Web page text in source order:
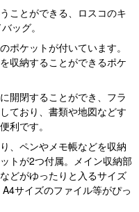
ことができる、ロスコのキ
ッグ。
ポケットが付いています。
収納することができるポケ
開閉することができ、フラ
ており、書類や地図などす
利です。
、ペンやメモ帳などを収納
トが2つ付属。メイン収納部
どがゆったりと入るサイズ
サイズのファイル等がぴっ